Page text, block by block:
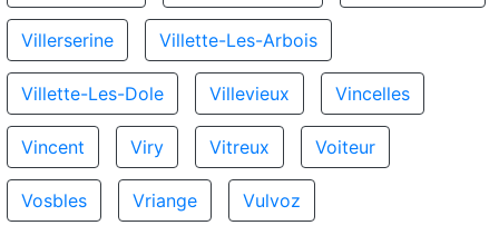
Villerserine Villette-Les-Arbois
Villette-Les-Dole Villevieux Vincelles
Vincent Viry Vitreux Voiteur
Vosbles Vriange Vulvoz